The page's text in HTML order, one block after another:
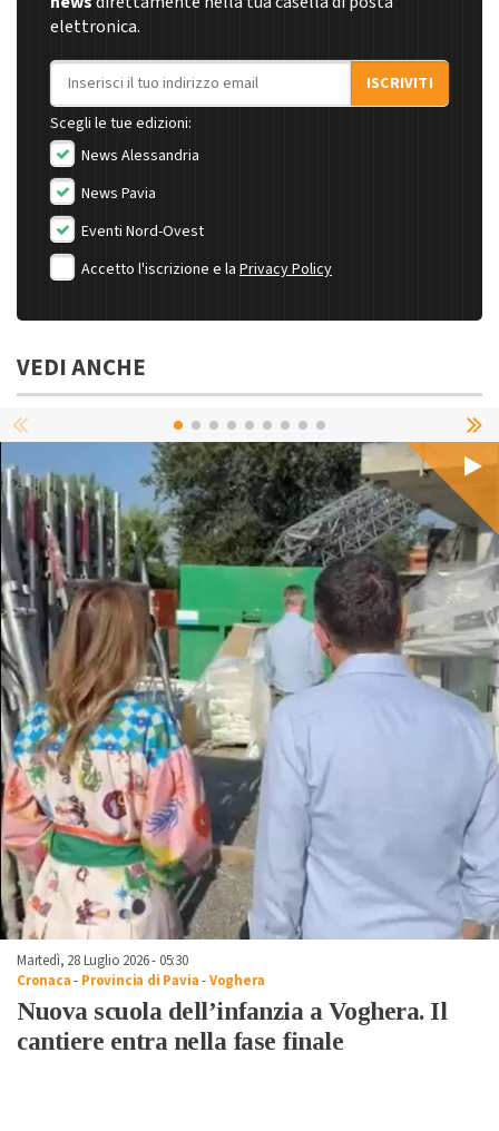
elettronica.
Indirizzo email
ISCRIVITI
Scegli le tue edizioni:
News Alessandria
News Pavia
Eventi Nord-Ovest
Accetto l'iscrizione e la Privacy Policy
VEDI ANCHE
Martedì, 28 Luglio 2026 - 05:30
Cronaca- Provincia di Pavia-Voghera
Nuova scuola dell’infanzia a Voghera. Il
cantiere entra nella fase finale